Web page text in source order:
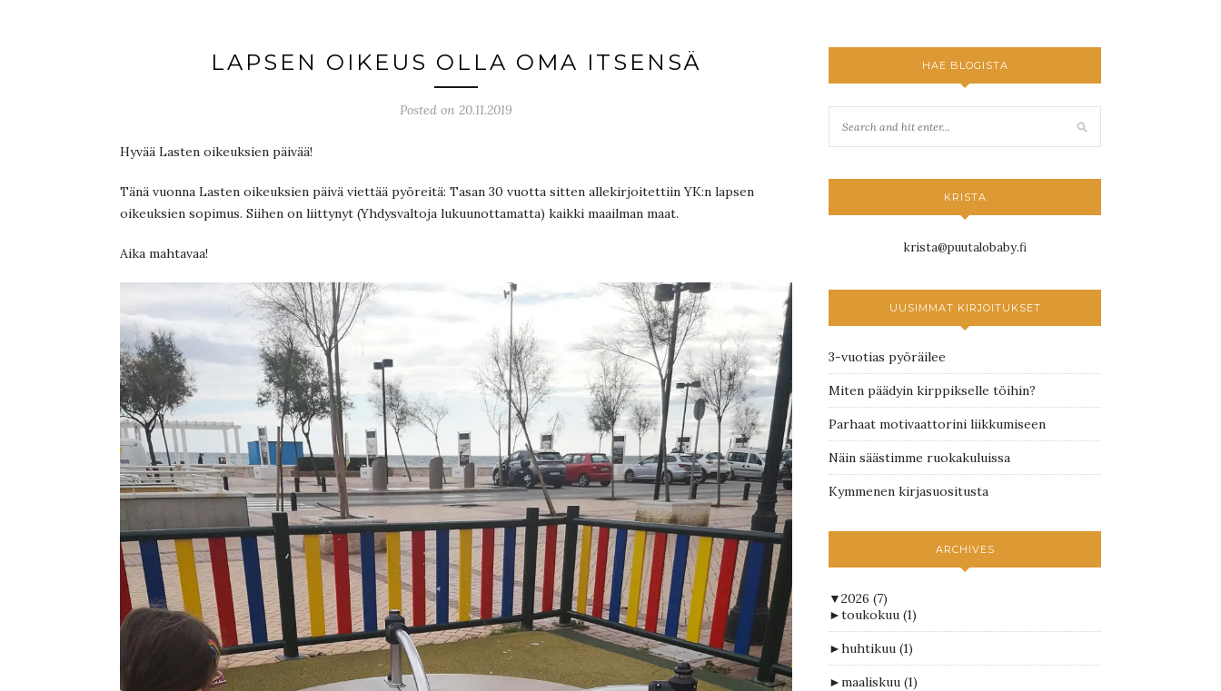
LAPSEN OIKEUS OLLA OMA ITSENSÄ
Posted on 20.11.2019
Hyvää Lasten oikeuksien päivää!
Tänä vuonna Lasten oikeuksien päivä viettää pyöreitä: Tasan 30 vuotta sitten allekirjoitettiin YK:n lapsen
oikeuksien sopimus. Siihen on liittynyt (Yhdysvaltoja lukuunottamatta) kaikki maailman maat.
Aika mahtavaa!
HAE BLOGISTA
KRISTA
krista@puutalobaby.fi
UUSIMMAT KIRJOITUKSET
3-vuotias pyöräilee
Miten päädyin kirppikselle töihin?
Parhaat motivaattorini liikkumiseen
Näin säästimme ruokakuluissa
Kymmenen kirjasuositusta
ARCHIVES
▼2026 (7)
►toukokuu (1)
►huhtikuu (1)
►maaliskuu (1)